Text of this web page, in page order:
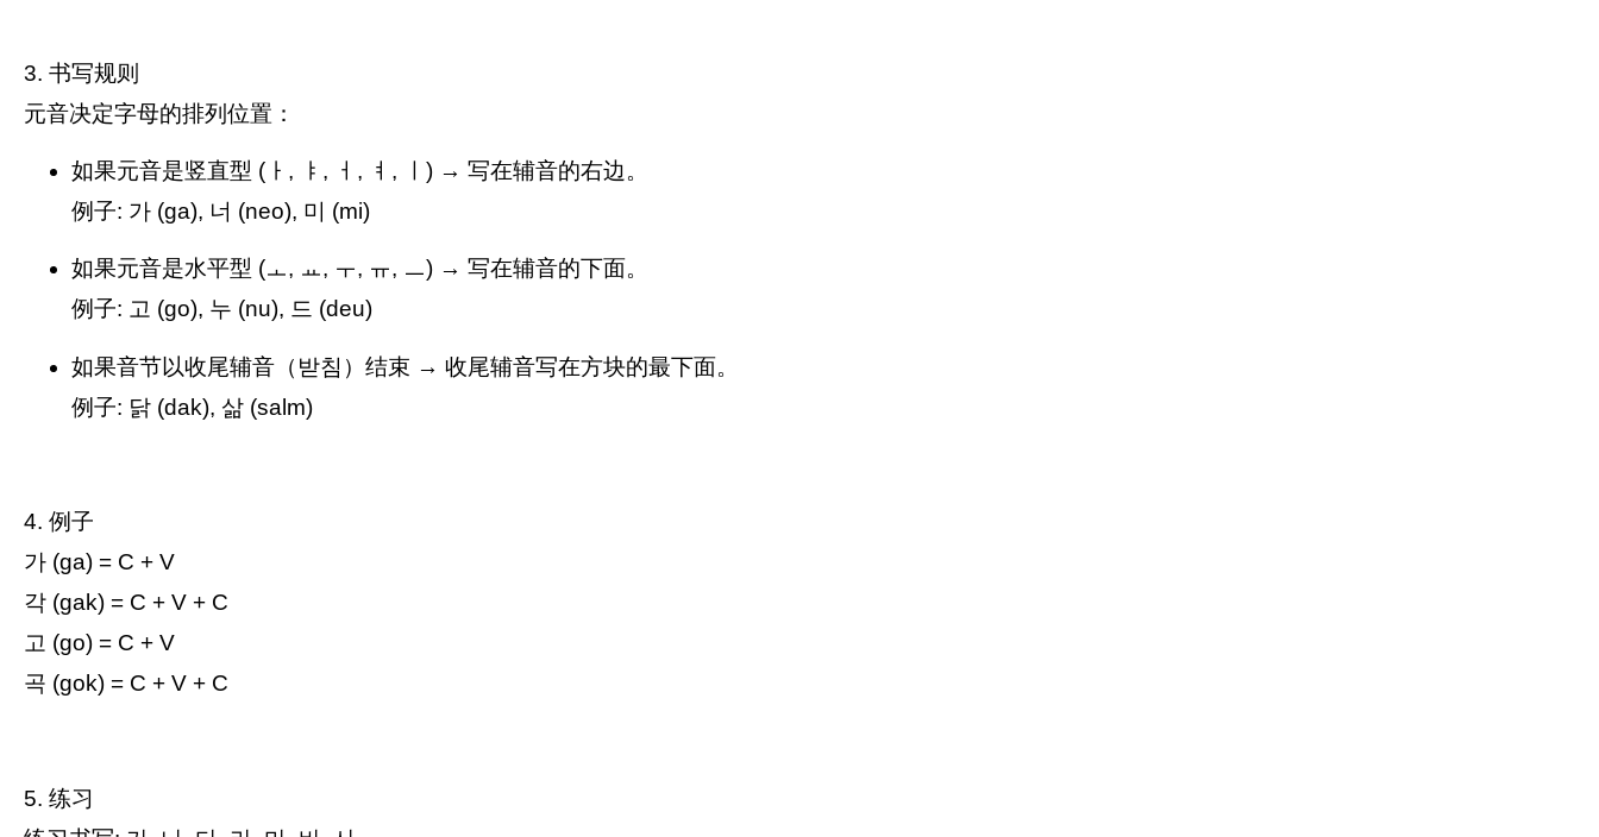
3. 书写规则
元音决定字母的排列位置：
如果元音是竖直型 (ㅏ, ㅑ, ㅓ, ㅕ, ㅣ) → 写在辅音的右边。
例子: 가 (ga), 너 (neo), 미 (mi)
如果元音是水平型 (ㅗ, ㅛ, ㅜ, ㅠ, ㅡ) → 写在辅音的下面。
例子: 고 (go), 누 (nu), 드 (deu)
如果音节以收尾辅音（받침）结束 → 收尾辅音写在方块的最下面。
例子: 닭 (dak), 삶 (salm)
4. 例子
가 (ga) = C + V
각 (gak) = C + V + C
고 (go) = C + V
곡 (gok) = C + V + C
5. 练习